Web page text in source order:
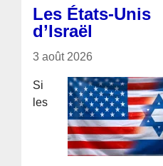
Les États-Unis
d’Israël
3 août 2026
Si
les